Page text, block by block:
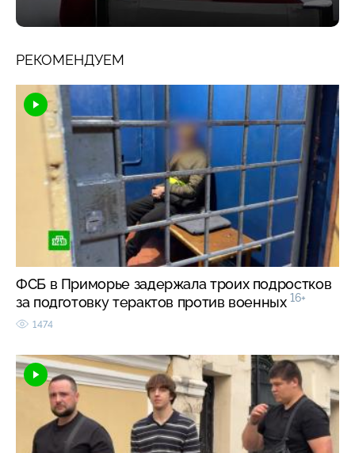
РЕКОМЕНДУЕМ
ФСБ в Приморье задержала троих подростков
за подготовку терактов против военных 16+
1474